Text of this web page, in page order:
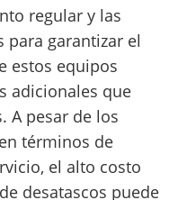
regular y las
para garantizar el
estos equipos
adicionales que
A pesar de los
términos de
el alto costo
desatascos puede